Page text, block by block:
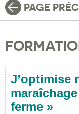
PAGE
J’optimise
ferme »